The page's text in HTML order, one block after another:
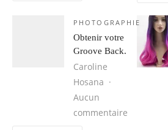
PHOTOGRAPHIE
Obtenir votre
Groove Back.
Caroline
Hosana
Aucun
commentaire sur